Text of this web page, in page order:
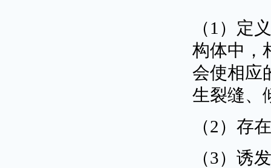
（1）定
构体中，
会使相应
生裂缝、
（2）存
（3）诱